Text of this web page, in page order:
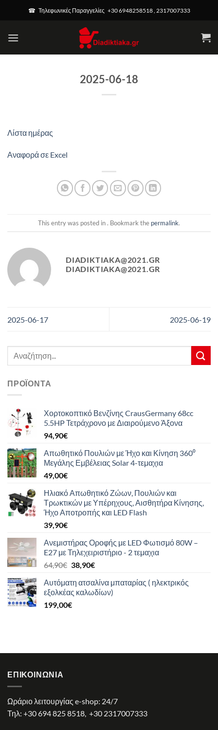
☎ Τηλεφωνικές Παραγγελίες +30 6948258518 , 2317007333
2025-06-18
Λίστα ημέρας
Αναφορά σε Excel
This entry was posted in . Bookmark the permalink.
DIADIKTIAKA@2021.GR
DIADIKTIAKA@2021.GR
2025-06-17 2025-06-19
Αναζήτηση
ΠΡΟΪΌΝΤΑ
Χορτοκοπτικό Βενζίνης CrausGermany 68cc
5.5HP Τετράχρονο με Διαιρούμενο Άξονα
94,90€
Απωθητικό Πουλιών με Ήχο και Κίνηση 360⁰
Μεγάλης Εμβέλειας Solar 4-τεμαχια
49,00€
Ηλιακό Απωθητικό Ζώων, Πουλιών και
Τρωκτικών με Υπέρηχους, Αισθητήρα Κίνησης,
Ήχο Αποτροπής και LED Flash
39,90€
Ανεμιστήρας Οροφής με LED Φωτισμό 80W –
E27 με Τηλεχειριστήριο - 2 τεμαχια
64,90€ Original
was:
64,90€.
38,90€Η
τιμή
είναι:
Αυτόματη ατσαλίνα μπαταρίας ( ηλεκτρικός
εξολκέας καλωδίων)
199,00€
ΕΠΙΚΟΙΝΩΝΊΑ
Ωράριο λειτουργίας e-shop: 24/7
Τηλ: +30 694 825 8518, +30 2317007333